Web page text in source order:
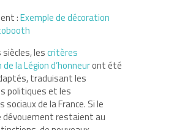
:Exemple de décoration
lescritères
la Légion d’honneuront été
traduisant les
politiques et les
de la France. Si le
dévouement restaient au